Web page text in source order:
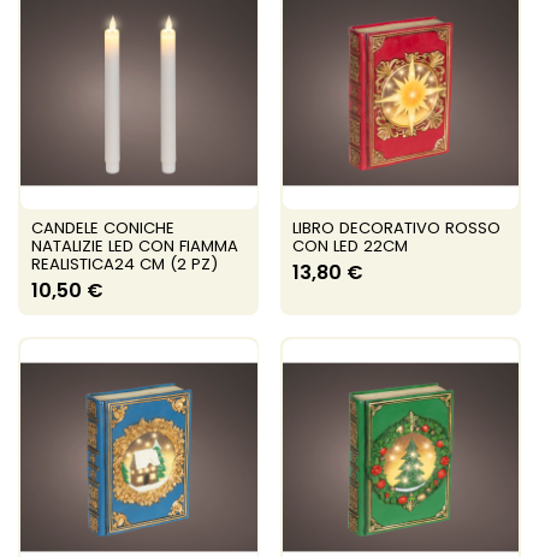
CANDELE CONICHE
NATALIZIE LED CON FIAMMA
REALISTICA24 CM (2 PZ)
10,50 €
LIBRO DECORATIVO ROSSO
CON LED 22CM
13,80 €